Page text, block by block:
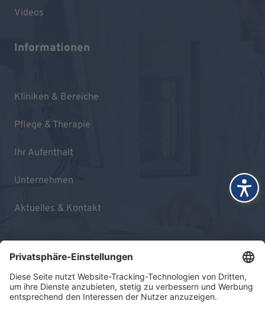
Videos
Informationen
Kliniken & Bereiche
Pflege & Therapie
Ihr Aufenthalt
Unternehmen
Aktuelles & Kontakt
Impressum